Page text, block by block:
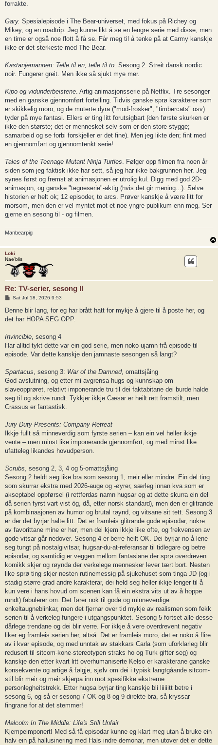
forrakte.
Gary. Spesialepisode i The Bear-universet, med fokus på Richey og
Mikey, og en roadtrip. Jeg kunne likt å se en lengre serie med disse, men
en time er også noe flott å få se. Får meg til å tenke på at Carmy kanskje
ikke er det sterkeste med The Bear.
Kastanjemannen: Telle til en, telle til to. Sesong 2. Streit dansk nordic
noir. Fungerer greit. Men ikke så sjukt mye mer.
Kipo og vidunderbeistene. Artig animasjonsserie på Netflix. Tre sesonger
med en ganske gjennomført fortelling. Tidvis ganske sprø karakterer som
er skikkelig moro, og de muterte dyra ("mod-frosker", "timbercats" osv)
tyder på mye fantasi. Ellers er ting litt forutsigbart (den første skurken er
ikke den største; det er mennesket selv som er den store stygge;
samarbeid og se forbi forskjeller er det fine). Men jeg likte den; fint med
en gjennomført og gjennomtenkt serie!
Tales of the Teenage Mutant Ninja Turtles. Følger opp filmen fra noen år
siden som jeg faktisk ikke har sett, så jeg har ikke bakgrunnen her. Jeg
synes først og fremst at animasjonen er utrolig kul. Digg med god 2D-
animasjon; og ganske "tegneserie"-aktig (hvis det gir mening...). Selve
historien er helt ok; 12 episoder, to arcs. Prøver kanskje å være litt for
morsom, men den er vel myntet mot et noe yngre publikum enn meg. Ser
gjerne en sesong til - og filmen.
Manbearpig
Loki
Nae’blis
Re: TV-serier, sesong II
P
s
Sat Jul 18, 2026 9:53
Denne blir lang, for eg har brått hatt for mykje å gjere til å poste her, og
det har HOPA SEG OPP.
Invincible, sesong 4
Har alltid tykt dette var ein god serie, men noko ujamn frå episode til
episode. Var dette kanskje den jamnaste sesongen så langt?
Spartacus, sesong 3: War of the Damned, omattsjåing
God avslutning, og etter mi avgrensa hugs og kunnskap om
slaveopprøret, relativt imponerande tru til dei faktabitane dei burde halde
seg til og skrive rundt. Tykkjer ikkje Cæsar er heilt rett framstilt, men
Crassus er fantastisk.
Jury Duty Presents: Company Retreat
Ikkje fullt så minneverdig som fyrste serien – kan ein vel heller ikkje
vente – men minst like imponerande gjennomført, og med minst like
ufatteleg likandes hovudperson.
Scrubs, sesong 2, 3, 4 og 5-omattsjåing
Sesong 2 heldt seg like bra som sesong 1, meir eller mindre. Ein del ting
som skurrar ekstra med 2026-auge og -øyrer, særleg innan kva som er
akseptabel oppførsel (i rettferdas namn hugsar eg at dette skurra ein del
då serien fyrst vart vist òg, då, etter norsk standard), men den er glitrande
på kombinasjonen av humor og brutal røynd, og vitsane sit tett. Sesong 3
er der det byrjar halte litt. Det er framleis glitrande gode episodar, nokre
av favorittane mine er her, men dei kjem ikkje like ofte, og frekvensen av
gode vitsar går nedover. Sesong 4 er berre heilt OK. Dei byrjar no å lene
seg tungt på nostalgivitsar, hugsar-du-at-referansar til tidlegare og betre
episodar, og samtidig er veggen mellom fantasiane der sprø overdreven
komikk skjer og røynda der verkelege mennesker lever tært bort. Nesten
like sprø ting skjer nesten rutinemessig på sjukehuset som tinga JD (og i
stadig større grad andre karakterar, dei held seg heller ikkje lenger til å
kun vere i hans hovud om scenen kan få ein ekstra vits ut av å hoppe
rundt) fabulerer om. Det fører nok til gode og minneverdige
enkeltaugneblinkar, men det fjernar over tid mykje av realismen som fekk
serien til å verkeleg fungere i utgangspunktet. Sesong 5 fortset alle desse
dårlege trendane og dei blir verre. For ikkje å vere overdrevent negativ
liker eg framleis serien her, altså. Det er framleis moro, det er noko å flire
av i kvar episode, og med unntak av stakkars Carla (som uforklarleg blir
redusert til sitcom-kone-stereotypen straks ho og Turk gifter seg) og
kanskje den etter kvart litt overhumaniserte Kelso er karakterane ganske
konsekvente og artige å følgje, sjølv om dei i typisk langtgåande sitcom-
stil blir meir og meir skjerpa inn mot spesifikke ekstreme
personlegheitstrekk. Etter hugsa byrjar ting kanskje bli liiiiitt betre i
sesong 6, og så er sesong 7 OK og 8 og 9 direkte bra, så kryssar
fingrane for at det stemmer!
Malcolm In The Middle: Life's Still Unfair
Kjempeimponert! Med så få episodar kunne eg klart meg utan å bruke ein
halv ein på hallusinering med Hals indre demonar, men utover det er dette